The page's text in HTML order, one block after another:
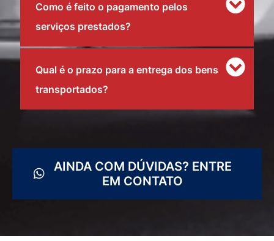
Como é feito o pagamento pelos
serviços prestados?
Qual é o prazo para a entrega dos bens
transportados?
AINDA COM DÚVIDAS? ENTRE
EM CONTATO